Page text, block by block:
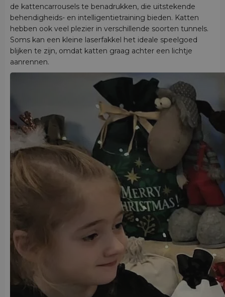
de kattencarrousels te benadrukken, die uitstekende
behendigheids- en intelligentietraining bieden. Katten
hebben ook veel plezier in verschillende soorten tunnels.
Soms kan een kleine laserfakkel het ideale speelgoed
blijken te zijn, omdat katten graag achter een lichtje
aanrennen.